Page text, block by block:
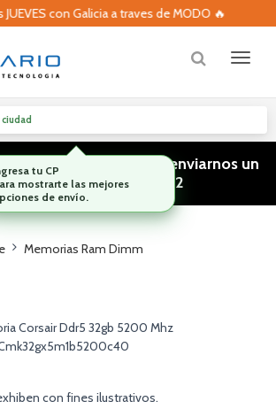
con Galicia a traves de MODO 🔥
de consulta podes enviarnos un
(011) 15 5386 3812
Memorias Ram Dimm
con fines ilustrativos.